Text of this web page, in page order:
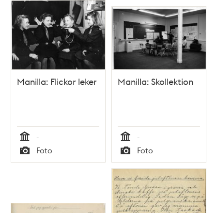
Manilla: Flickor leker
Tid
-
Typ
Foto
Manilla: Skollektion
Tid
-
Typ
Foto